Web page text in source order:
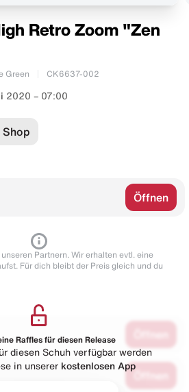
Retro Zoom "Zen
Green CK6637-002
2020 – 07:00
Shop
Öffnen
Partnern. Wir erhalten evtl. eine
Für dich bleibt der Preis gleich und du
Raffles für diesen Release
diesen Schuh verfügbar werden
in unserer kostenlosen App